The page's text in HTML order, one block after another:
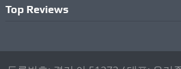
Top Reviews